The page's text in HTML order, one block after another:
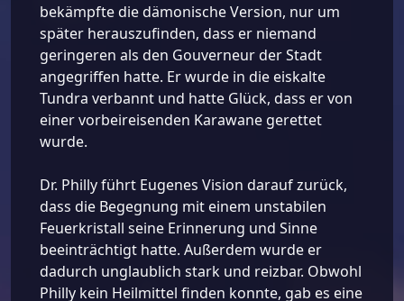
bekämpfte die dämonische Version, nur um
später herauszufinden, dass er niemand
geringeren als den Gouverneur der Stadt
angegriffen hatte. Er wurde in die eiskalte
Tundra verbannt und hatte Glück, dass er von
einer vorbeireisenden Karawane gerettet
wurde.
Dr. Philly führt Eugenes Vision darauf zurück,
dass die Begegnung mit einem unstabilen
Feuerkristall seine Erinnerung und Sinne
beeinträchtigt hatte. Außerdem wurde er
dadurch unglaublich stark und reizbar. Obwohl
Philly kein Heilmittel finden konnte, gab es eine